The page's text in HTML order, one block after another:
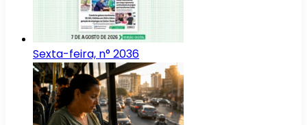
Sexta-feira, n° 2036